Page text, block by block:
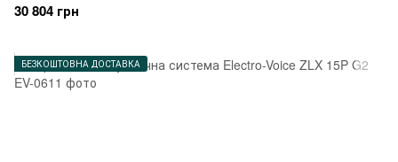
30 804 грн
БЕЗКОШТОВНА ДОСТАВКА